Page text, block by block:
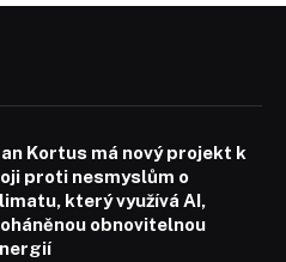
Kortus má nový projekt k
proti nesmyslům o
který využívá AI,
obnovitelnou